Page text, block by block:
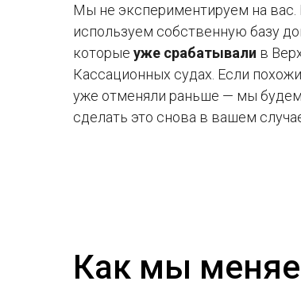
Мы не экспериментируем на
используем собственную базу
которые уже срабатывали в
Кассационных судах. Если
уже отменяли раньше — мы
сделать это снова в вашем
Как мы